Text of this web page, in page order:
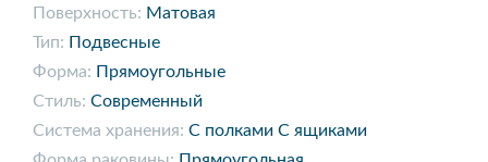
Поверхность: Матовая
Тип: Подвесные
Форма: Прямоугольные
Стиль: Современный
Система хранения: С полками С ящиками